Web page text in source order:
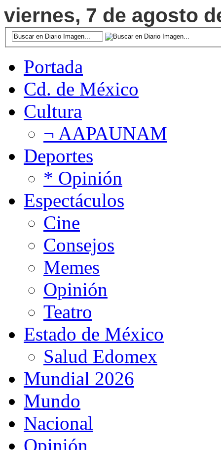
viernes, 7 de agosto
Portada
Cd. de México
Cultura
¬ AAPAUNAM
Deportes
* Opinión
Espectáculos
Cine
Consejos
Memes
Opinión
Teatro
Estado de México
Salud Edomex
Mundial 2026
Mundo
Nacional
Opinión